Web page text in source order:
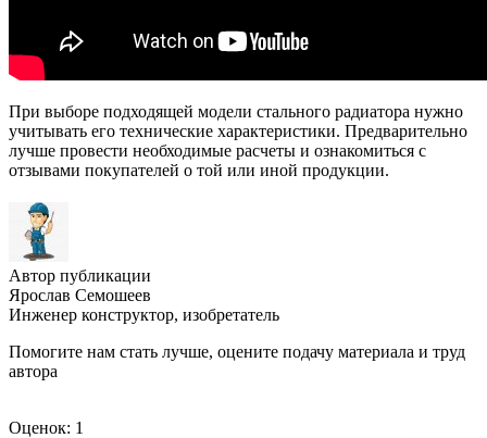
При выборе подходящей модели стального радиатора нужно
учитывать его технические характеристики. Предварительно
лучше провести необходимые расчеты и ознакомиться с
отзывами покупателей о той или иной продукции.
Автор публикации
Ярослав Семошеев
Инженер конструктор, изобретатель
Помогите нам стать лучше, оцените подачу материала и труд
автора
Оценок: 1